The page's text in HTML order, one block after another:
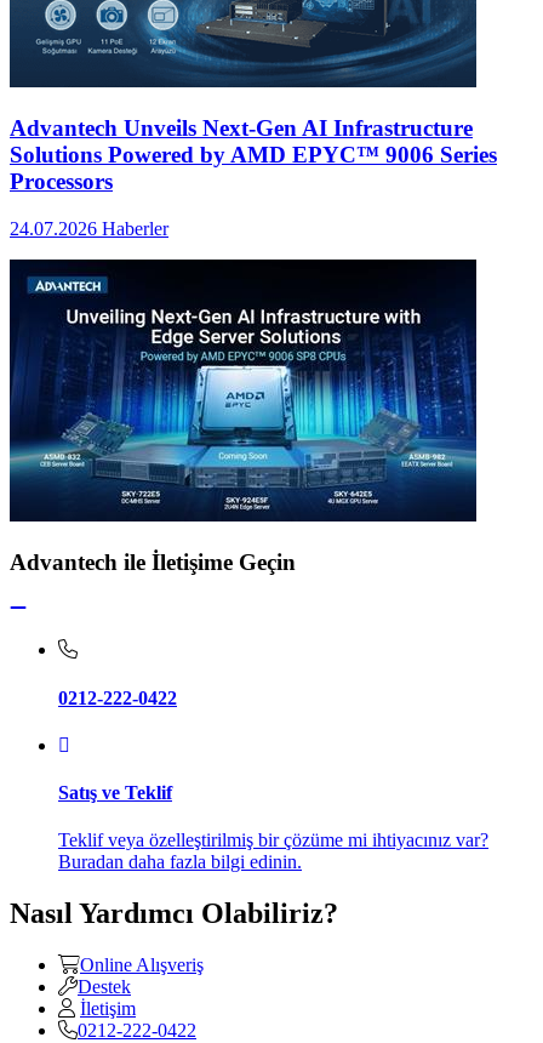
Advantech Unveils Next-Gen AI Infrastructure
Solutions Powered by AMD EPYC™ 9006 Series
Processors
24.07.2026 Haberler
Advantech ile İletişime Geçin
0212-222-0422
Satış ve Teklif
Teklif veya özelleştirilmiş bir çözüme mi ihtiyacınız var?
Buradan daha fazla bilgi edinin.
Nasıl Yardımcı Olabiliriz?
Online Alışveriş
Destek
İletişim
0212-222-0422